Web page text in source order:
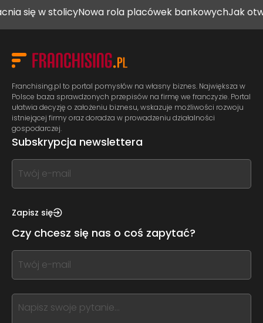
stolicyNowa rola placówek bankowychJak otworzyć
Franchising.pl to portal pomysłów na własny biznes. Największa w
Polsce baza sprawdzonych przepisów na firmę we franczyzie. Portal
ułatwia decyzję o założeniu biznesu, wskazuje możliwości rozwoju
istniejącej firmy oraz doradza w prowadzeniu działalności
gospodarczej.
Subskrypcja newslettera
If
you
this,
this
form
field
blank
Zapisz się
Czy chcesz się nas o coś zapytać?
If
you
this,
leave